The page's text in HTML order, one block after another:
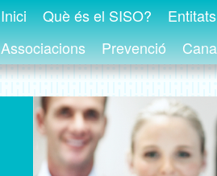
Inici Què és el SISO?
Associacions
Prevenció